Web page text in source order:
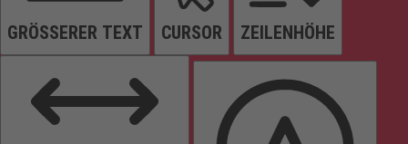
GRÖSSERER TEXT CURSOR ZEILENHÖHE